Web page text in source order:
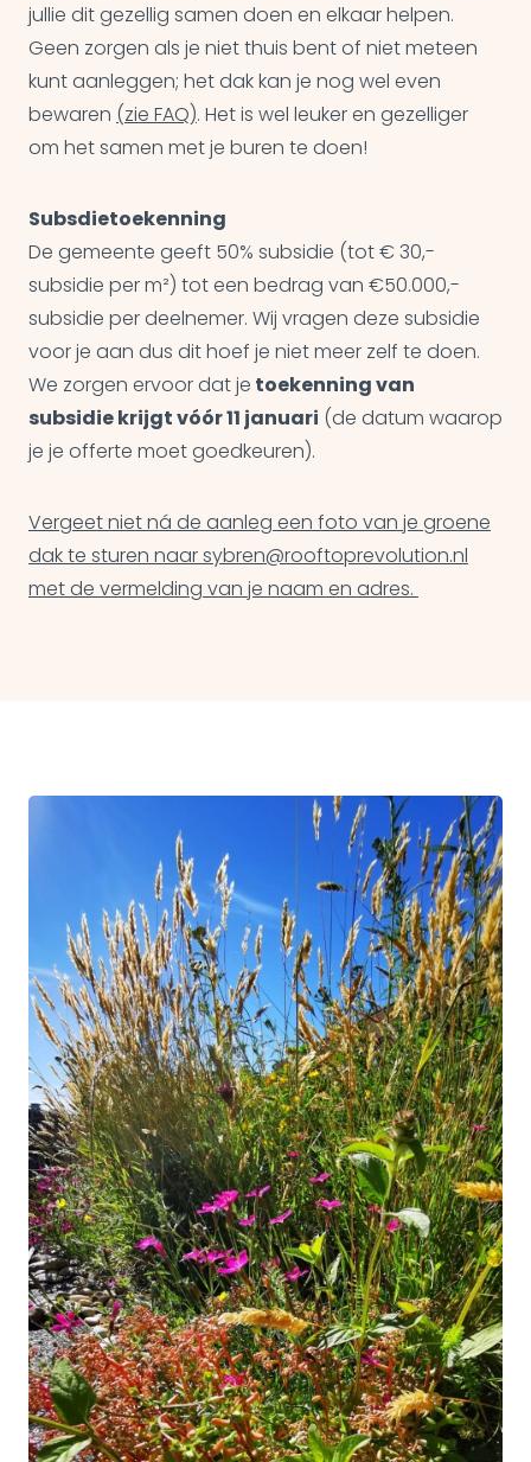
jullie dit gezellig samen doen en elkaar helpen.
Geen zorgen als je niet thuis bent of niet meteen
kunt aanleggen; het dak kan je nog wel even
bewaren (zie FAQ). Het is wel leuker en gezelliger
om het samen met je buren te doen!
Subsdietoekenning
De gemeente geeft 50% subsidie (tot € 30,-
subsidie per m²) tot een bedrag van €50.000,-
subsidie per deelnemer. Wij vragen deze subsidie
voor je aan dus dit hoef je niet meer zelf te doen.
We zorgen ervoor dat je toekenning van
subsidie krijgt vóór 11 januari (de datum waarop
je je offerte moet goedkeuren).
Vergeet niet ná de aanleg een foto van je groene
dak te sturen naar sybren@rooftoprevolution.nl
met de vermelding van je naam en adres.